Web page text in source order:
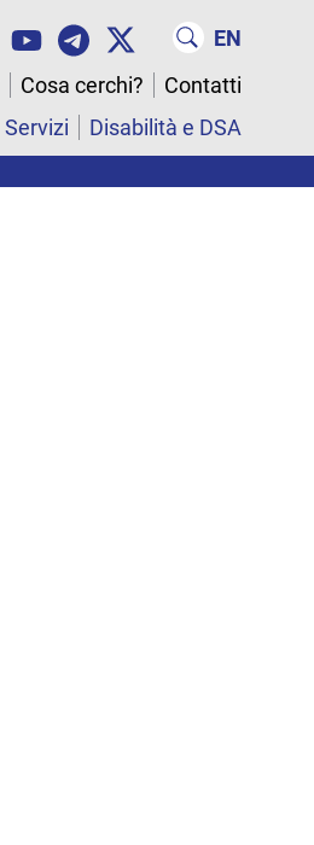
EN
Cosa cerchi?
Contatti
Servizi Disabilità e DSA